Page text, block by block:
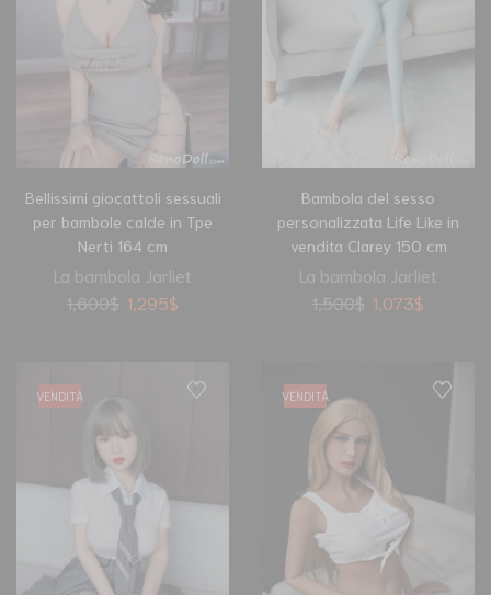
Bellissimi giocattoli sessuali
per bambole calde in Tpe
Nerti 164 cm
La bambola Jarliet
1,600$ 1,295$
Bambola del sesso
personalizzata Life Like in
vendita Clarey 150 cm
La bambola Jarliet
1,500$ 1,073$
VENDITA VENDITA